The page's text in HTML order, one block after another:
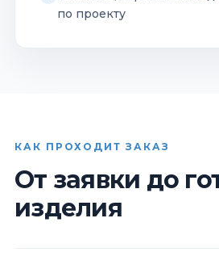
по проекту
КАК ПРОХОДИТ ЗАКАЗ
От заявки до
изделия